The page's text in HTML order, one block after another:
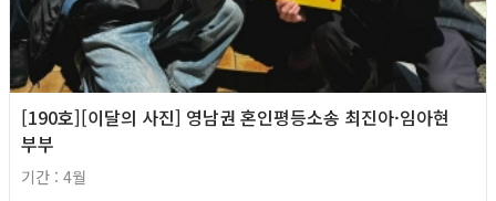
[190호][이달의 사진] 영남권 혼인평등소송 최진아·임아현
부부
기간 : 4월